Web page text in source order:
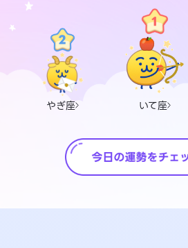
やぎ座 いて座